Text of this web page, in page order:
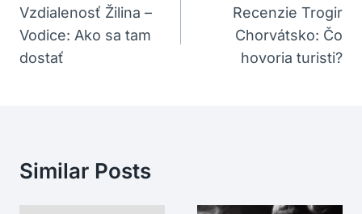
V
Článku
Vzdialenosť Žilina –
Vodice: Ako sa tam
dostať
Recenzie Trogir
Chorvátsko: Čo
hovoria turisti?
Similar Posts